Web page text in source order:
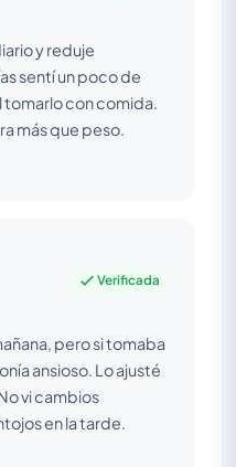
y reduje
sentí un poco de
tomarlo con comida.
más que peso.
Verificada
pero si tomaba
ansioso. Lo ajusté
vi cambios
en la tarde.